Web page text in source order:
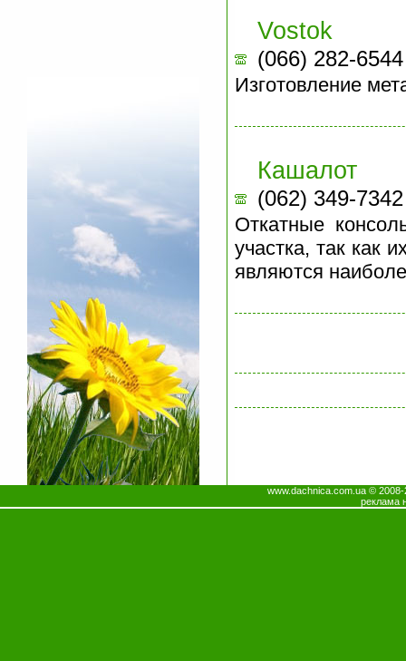
Vostok
(066) 282-6544
Изготовление
Кашалот
(062) 349-7342
Откатные
участка, так как
являются
www.dachnica.com.ua ©
реклама